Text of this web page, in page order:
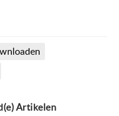
Artikelen